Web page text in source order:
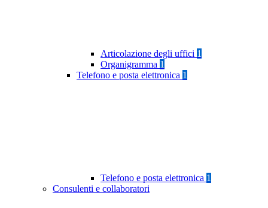
Articolazione degli uffici 1
Organigramma 1
Telefono e posta elettronica 1
Telefono e posta elettronica 1
Consulenti e collaboratori